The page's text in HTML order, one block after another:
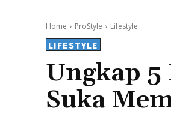
Home ProStyle Lifestyle
LIFESTYLE
Ungkap 5
Suka